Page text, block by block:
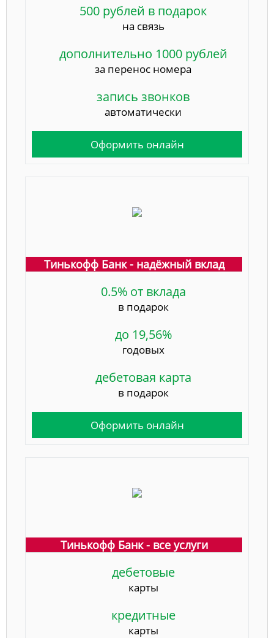
500 рублей в подарок
на связь
дополнительно 1000 рублей
за перенос номера
запись звонков
автоматически
Оформить онлайн
Тинькофф Банк - надёжный вклад
0.5% от вклада
в подарок
до 19,56%
годовых
дебетовая карта
в подарок
Оформить онлайн
Тинькофф Банк - все услуги
дебетовые
карты
кредитные
карты